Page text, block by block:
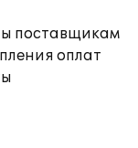
поставщикам
оплат